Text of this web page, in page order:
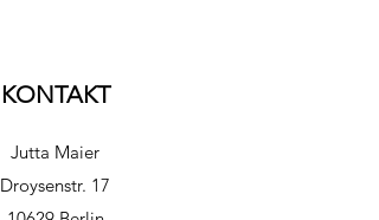
KONTAKT
Jutta Maier
Droysenstr. 17